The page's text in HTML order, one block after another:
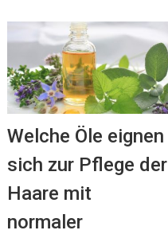
Welche Öle eignen
sich zur Pflege der
Haare mit
normaler